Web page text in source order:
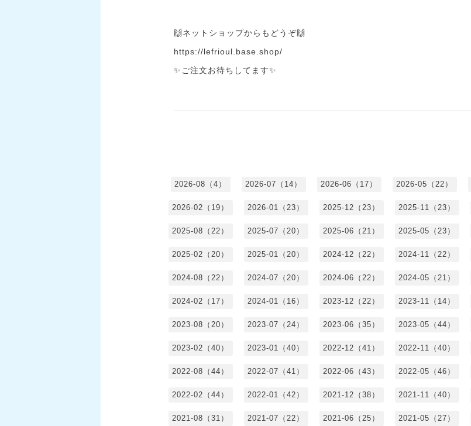
🙌ネットショップからもどうぞ🙌
https://lefrioul.base.shop/
✨ご注文お待ちしてます✨
2026-08（4） 2026-07（14） 2026-06（17） 2026-05（22）
2026-02（19） 2026-01（23） 2025-12（23） 2025-11（23）
2025-08（22） 2025-07（20） 2025-06（21） 2025-05（23）
2025-02（20） 2025-01（20） 2024-12（22） 2024-11（22）
2024-08（22） 2024-07（20） 2024-06（22） 2024-05（21）
2024-02（17） 2024-01（16） 2023-12（22） 2023-11（14）
2023-08（20） 2023-07（24） 2023-06（35） 2023-05（44）
2023-02（40） 2023-01（40） 2022-12（41） 2022-11（40）
2022-08（44） 2022-07（41） 2022-06（43） 2022-05（46）
2022-02（44） 2022-01（42） 2021-12（38） 2021-11（40）
2021-08（31） 2021-07（22） 2021-06（25） 2021-05（27）